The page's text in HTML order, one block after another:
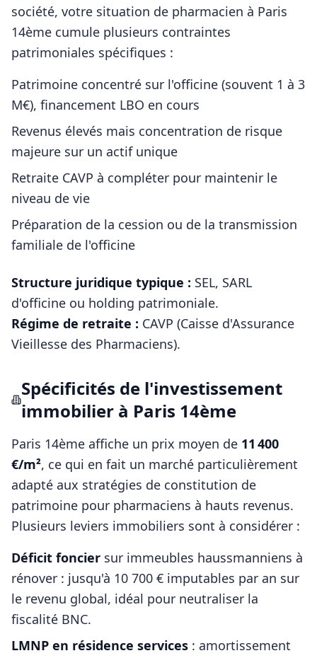
société, votre situation de pharmacien à Paris
14ème cumule plusieurs contraintes
patrimoniales spécifiques :
Patrimoine concentré sur l'officine (souvent 1 à 3
M€), financement LBO en cours
Revenus élevés mais concentration de risque
majeure sur un actif unique
Retraite CAVP à compléter pour maintenir le
niveau de vie
Préparation de la cession ou de la transmission
familiale de l'officine
Structure juridique typique : SEL, SARL
d'officine ou holding patrimoniale.
Régime de retraite : CAVP (Caisse d'Assurance
Vieillesse des Pharmaciens).
Spécificités de l'investissement
immobilier à Paris 14ème
Paris 14ème affiche un prix moyen de 11 400
€/m², ce qui en fait un marché particulièrement
adapté aux stratégies de constitution de
patrimoine pour pharmaciens à hauts revenus.
Plusieurs leviers immobiliers sont à considérer :
Déficit foncier sur immeubles haussmanniens à
rénover : jusqu'à 10 700 € imputables par an sur
le revenu global, idéal pour neutraliser la
fiscalité BNC.
LMNP en résidence services : amortissement